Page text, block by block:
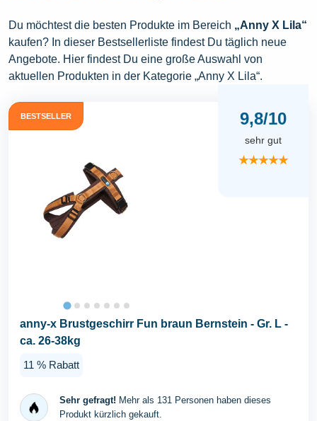
Du möchtest die besten Produkte im Bereich „Anny X Lila“
kaufen? In dieser Bestsellerliste findest Du täglich neue
Angebote. Hier findest Du eine große Auswahl von
aktuellen Produkten in der Kategorie „Anny X Lila“.
BESTSELLER 9,8/10
sehr gut
★★★★★
anny-x Brustgeschirr Fun braun Bernstein - Gr. L -
ca. 26-38kg
11 % Rabatt
Sehr gefragt! Mehr als 131 Personen haben dieses
Produkt kürzlich gekauft.